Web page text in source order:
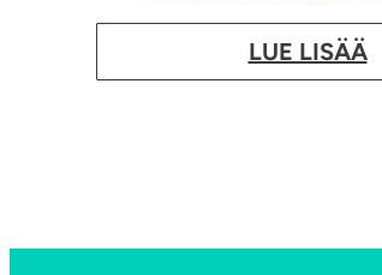
LUE LISÄÄ:
K